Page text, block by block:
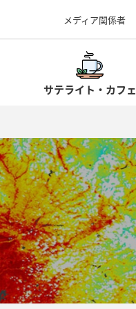
メディア関係者
サテライト・カフェ